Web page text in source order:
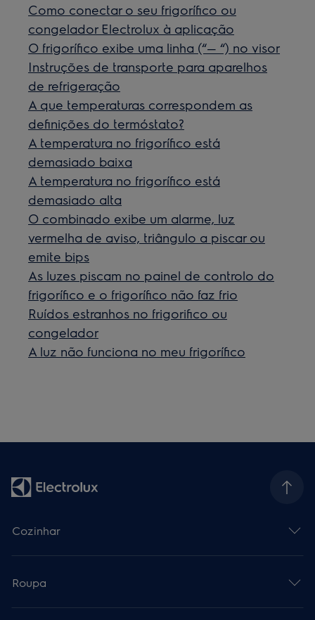
Como conectar o seu frigorífico ou
congelador Electrolux à aplicação
O frigorífico exibe uma linha (“— “) no visor
Instruções de transporte para aparelhos
de refrigeração
A que temperaturas correspondem as
definições do termóstato?
A temperatura no frigorífico está
demasiado baixa
A temperatura no frigorífico está
demasiado alta
O combinado exibe um alarme, luz
vermelha de aviso, triângulo a piscar ou
emite bips
As luzes piscam no painel de controlo do
frigorífico e o frigorífico não faz frio
Ruídos estranhos no frigorifico ou
congelador
A luz não funciona no meu frigorífico
Cozinhar
Roupa